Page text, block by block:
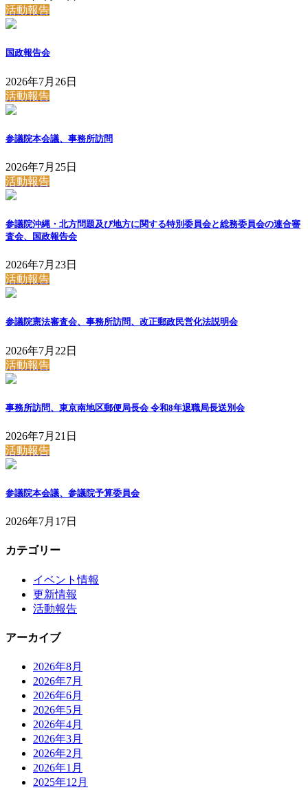
活動報告
国政報告会
2026年7月26日
活動報告
参議院本会議、事務所訪問
2026年7月25日
活動報告
参議院沖縄・北方問題及び地方に関する特別委員会と総務委員会の連合審
査会、国政報告会
2026年7月23日
活動報告
参議院憲法審査会、事務所訪問、改正郵政民営化法説明会
2026年7月22日
活動報告
事務所訪問、東京南地区郵便局長会 令和8年退職局長送別会
2026年7月21日
活動報告
参議院本会議、参議院予算委員会
2026年7月17日
カテゴリー
イベント情報
更新情報
活動報告
アーカイブ
2026年8月
2026年7月
2026年6月
2026年5月
2026年4月
2026年3月
2026年2月
2026年1月
2025年12月